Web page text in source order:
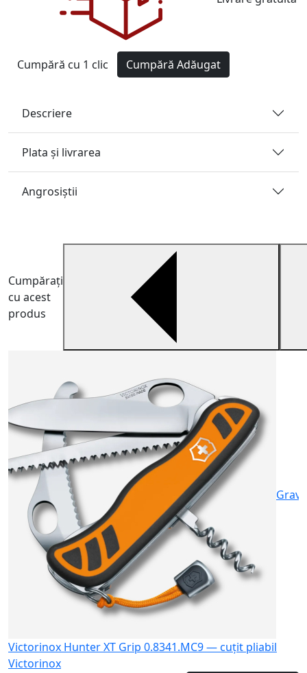
Cumpără cu 1 clic Cumpără Adăugat
Descriere
Plata și livrarea
Angrosiştii
Cumpărați
cu acest
produs
Victorinox Hunter XT Grip 0.8341.MC9 — cuțit pliabil
Victorinox